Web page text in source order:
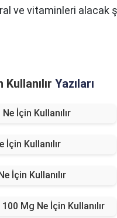
ve vitaminleri alacak
Kullanılır Yazıları
İçin Kullanılır
İçin Kullanılır
İçin Kullanılır
Mg Ne İçin Kullanılır